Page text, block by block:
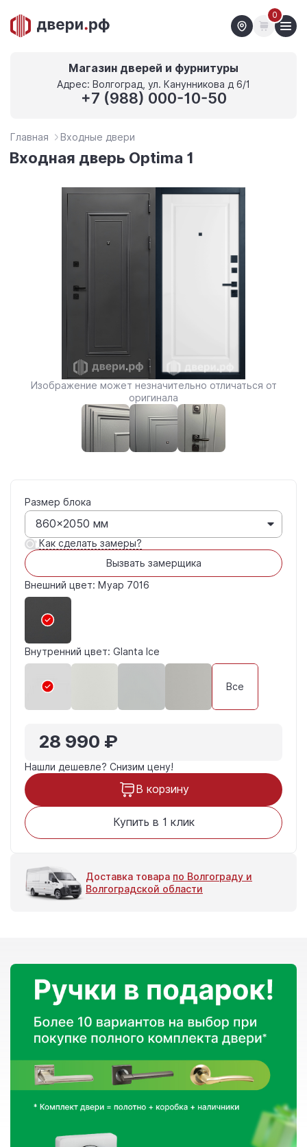
0
Магазин дверей и фурнитуры
Адрес: Волгоград, ул. Канунникова д 6/1
+7 (988) 000-10-50
Главная Входные двери
Входная дверь Optima 1
Изображение может незначительно отличаться от
оригинала
Размер блока
860×2050 мм
Как сделать замеры?
Вызвать замерщика
Внешний цвет: Муар 7016
Внутренний цвет: Glanta Ice
Все
28 990 ₽
Нашли дешевле? Снизим цену!
В корзину
Купить в 1 клик
Доставка товара по Волгограду и
Волгоградской области